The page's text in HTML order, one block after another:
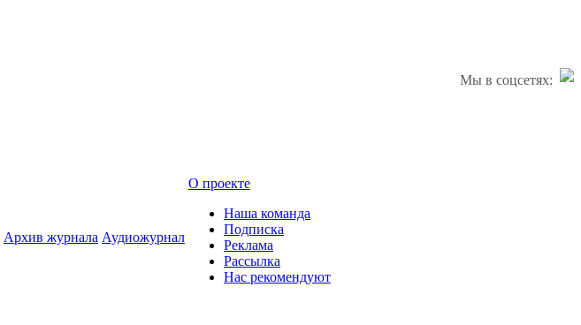
Мы в соцсетях:
Архив журнала Аудиожурнал
О проекте
Наша команда
Подписка
Реклама
Рассылка
Нас рекомендуют